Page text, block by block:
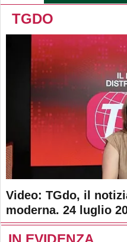
TGDO
Video: TGdo, il
moderna. 24 luglio